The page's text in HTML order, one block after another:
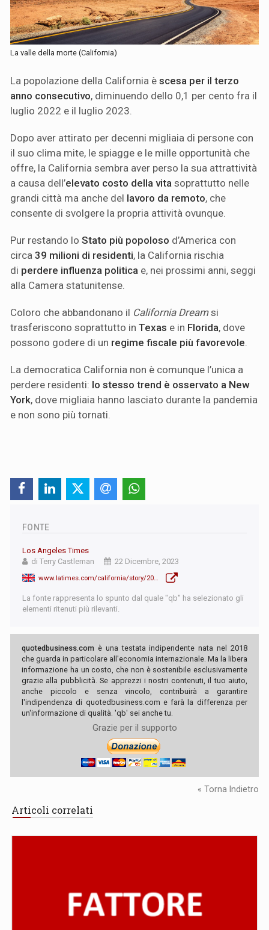
La valle della morte (California)
La popolazione della California è scesa per il terzo
anno consecutivo, diminuendo dello 0,1 per cento fra il
luglio 2022 e il luglio 2023.
Dopo aver attirato per decenni migliaia di persone con
il suo clima mite, le spiagge e le mille opportunità che
offre, la California sembra aver perso la sua attrattività
a causa dell’elevato costo della vita soprattutto nelle
grandi città ma anche del lavoro da remoto, che
consente di svolgere la propria attività ovunque.
Pur restando lo Stato più popoloso d’America con
circa 39 milioni di residenti, la California rischia
di perdere influenza politica e, nei prossimi anni, seggi
alla Camera statunitense.
Coloro che abbandonano il California Dreamsi
trasferiscono soprattutto in Texas e in Florida, dove
possono godere di un regime fiscale più favorevole
La democratica California non è comunque l’unica a
perdere residenti: lo stesso trend è osservato a New
York, dove migliaia hanno lasciato durante la pandemia
e non sono più tornati.
FONTE
Los Angeles Times
di Terry Castleman
22 Dicembre, 2023
www.latimes.com/california/story/2023-12-22/california-loses-population-for-unprecedented-third-straight-year-but-the-exodus-has-slowed
La fonte rappresenta lo spunto dal quale "qb" ha selezionato gli
elementi ritenuti più rilevanti.
quotedbusiness.com è una testata indipendente nata nel 2018
che guarda in particolare all'economia internazionale. Ma la libera
informazione ha un costo, che non è sostenibile esclusivamente
grazie alla pubblicità. Se apprezzi i nostri contenuti, il tuo aiuto,
anche piccolo e senza vincolo, contribuirà a garantire
l'indipendenza di quotedbusiness.com e farà la differenza per
un'informazione di qualità. 'qb' sei anche tu.
Grazie per il supporto
« Torna Indietro
Articoli correlati